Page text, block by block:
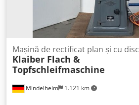
Mindelheim 1.121 km
Mașină de rectificat plan și cu disc
Klaiber Flach &
Topfschleifmaschine